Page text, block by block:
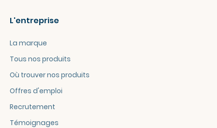
L'entreprise
La marque
Tous nos produits
Où trouver nos produits
Offres d'emploi
Recrutement
Témoignages